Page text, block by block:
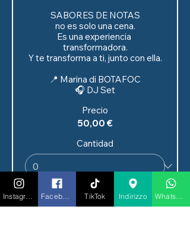
SABORES DE NOTAS
no es solo una cena.
Es una experiencia
transformadora.
Y te transforma a ti, junto con ella.
📍 Marina di BOTAFOC
🎧 DJ Set
Precio
50,00 €
Cantidad
TikTok Indirizzo